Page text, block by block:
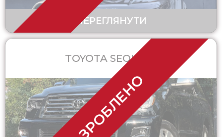
ПЕРЕГЛЯНУТИ
ЗРОБЛЕНО
TOYOTA SEQUOIA